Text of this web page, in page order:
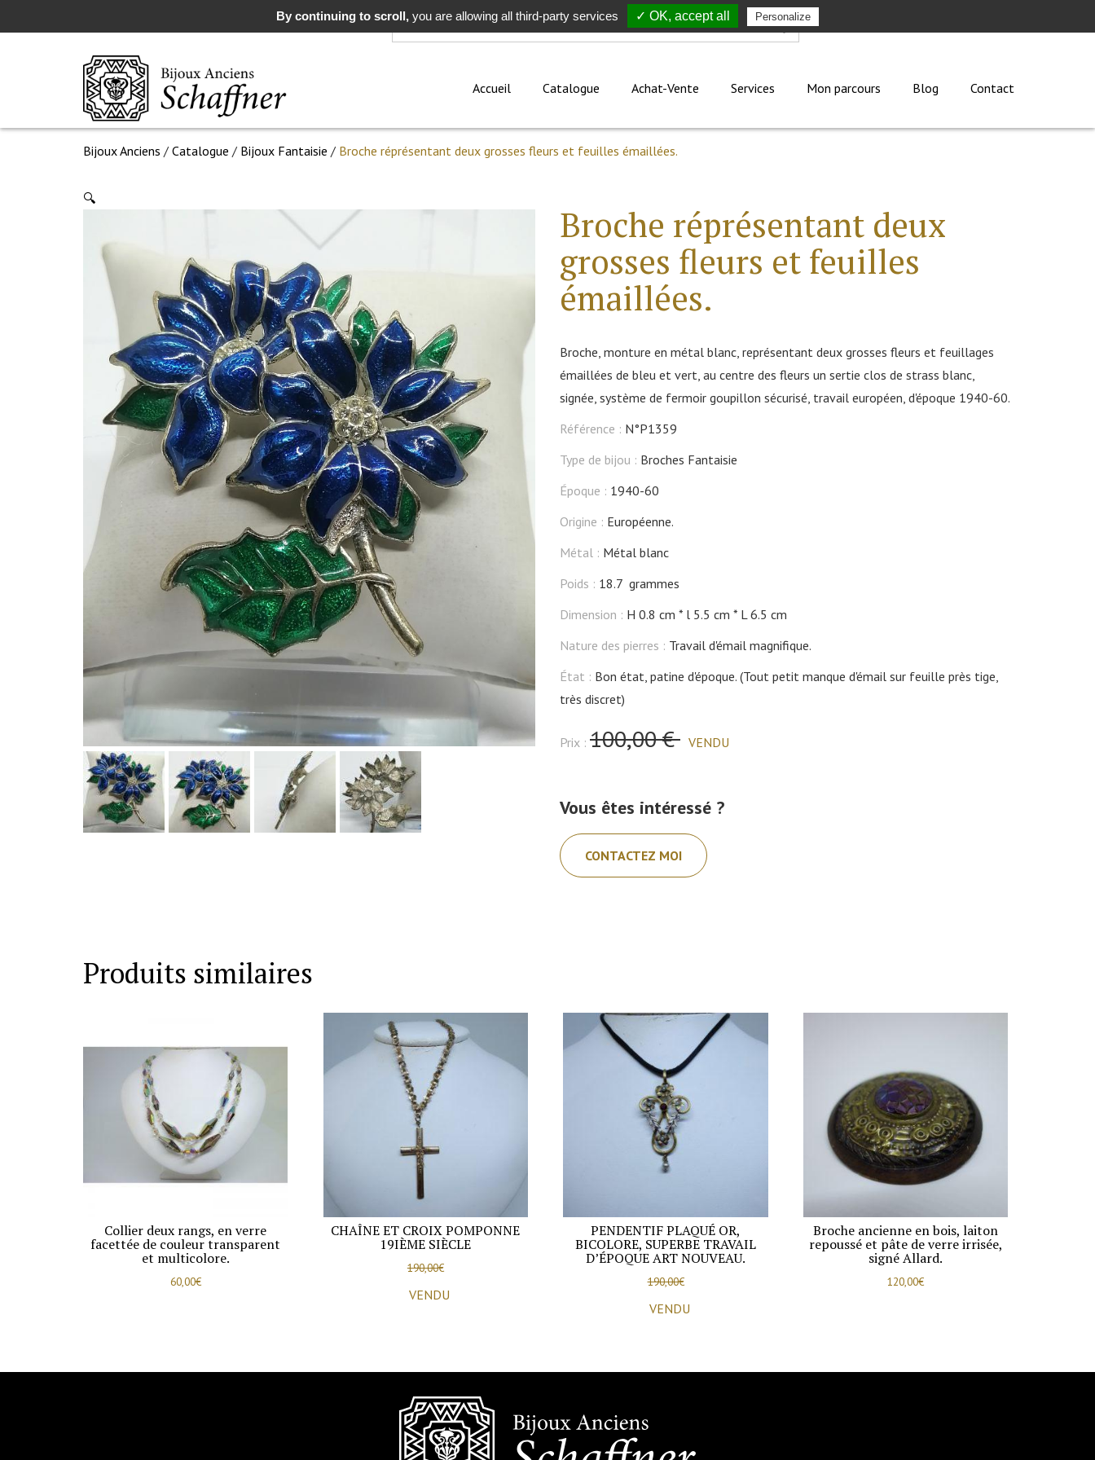
Rechercher
Accueil Catalogue Achat-Vente Services Mon parcours Blog Contact
Bijoux Anciens / Catalogue / Bijoux Fantaisie / Broche réprésentant deux grosses fleurs et feuilles émaillées.
🔍
Broche réprésentant deux
grosses fleurs et feuilles
émaillées.
Broche, monture en métal blanc, représentant deux grosses fleurs et feuillages
émaillées de bleu et vert, au centre des fleurs un sertie clos de strass blanc,
signée, système de fermoir goupillon sécurisé, travail européen, d'époque 1940-60.
Référence : N°P1359
Type de bijou : Broches Fantaisie
Époque : 1940-60
Origine : Européenne.
Métal : Métal blanc
Poids : 18.7 grammes
Dimension : H 0.8 cm l 5.5 cm
L 6.5 cm
Nature des pierres : Travail d'émail magnifique.
État : Bon état, patine d'époque. (Tout petit manque d'émail sur feuille près tige,
très discret)
Prix : 100,00 € VENDU
Vous êtes intéressé ?
CONTACTEZ MOI
Produits similaires
Collier deux rangs, en verre
facettée de couleur transparent
et multicolore.
60,00€
CHAÎNE ET CROIX POMPONNE
19IÈME SIÈCLE
190,00€
VENDU
PENDENTIF PLAQUÉ OR,
BICOLORE, SUPERBE TRAVAIL
D’ÉPOQUE ART NOUVEAU.
190,00€
VENDU
Broche ancienne en bois, laiton
repoussé et pâte de verre irrisée,
signé Allard.
120,00€
By continuing to scroll,you are allowing all third-party services ✓ OK, accept all Personalize